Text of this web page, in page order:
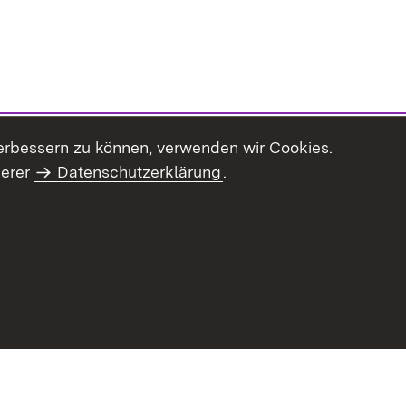
zu können, verwenden wir Cookies.
Datenschutzerklärung.